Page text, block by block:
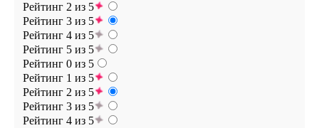
Рейтинг 2 из 5
Рейтинг 3 из 5
Рейтинг 4 из 5
Рейтинг 5 из 5
Рейтинг 0 из 5
Рейтинг 1 из 5
Рейтинг 2 из 5
Рейтинг 3 из 5
Рейтинг 4 из 5